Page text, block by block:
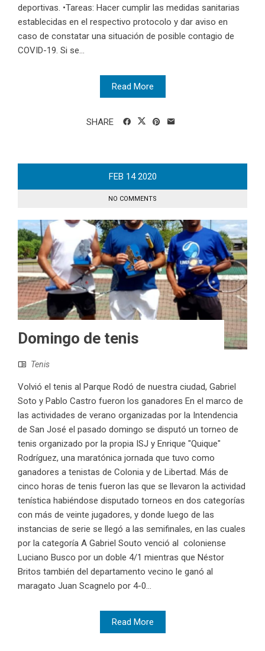
deportivas. •Tareas: Hacer cumplir las medidas sanitarias
establecidas en el respectivo protocolo y dar aviso en
caso de constatar una situación de posible contagio de
COVID-19. Si se...
Read More
SHARE
FEB 14 2020
NO COMMENTS
Domingo de tenis
Tenis
Volvió el tenis al Parque Rodó de nuestra ciudad, Gabriel
Soto y Pablo Castro fueron los ganadores En el marco de
las actividades de verano organizadas por la Intendencia
de San José el pasado domingo se disputó un torneo de
tenis organizado por la propia ISJ y Enrique "Quique"
Rodríguez, una maratónica jornada que tuvo como
ganadores a tenistas de Colonia y de Libertad. Más de
cinco horas de tenis fueron las que se llevaron la actividad
tenística habiéndose disputado torneos en dos categorías
con más de veinte jugadores, y donde luego de las
instancias de serie se llegó a las semifinales, en las cuales
por la categoría A Gabriel Souto venció al coloniense
Luciano Busco por un doble 4/1 mientras que Néstor
Britos también del departamento vecino le ganó al
maragato Juan Scagnelo por 4-0...
Read More